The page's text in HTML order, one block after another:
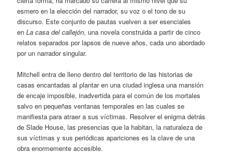
esmero en la elección del narrador, su voz o el tono de su
discurso. Este conjunto de pautas vuelven a ser esenciales
enLa casa del callejón, una novela construida a partir de cinco
relatos separados por lapsos de nueve años, cada uno abordado
por un narrador singular.
Mitchell entra de lleno dentro del territorio de las historias de
casas encantadas al plantar en una ciudad inglesa una mansión
de encaje imposible, inadvertida para el común de los mortales
salvo en pequeñas ventanas temporales en las cuales se
manifiesta para atraer a sus víctimas. Resolver el enigma detrás
de Slade House, las presencias que la habitan, la naturaleza de
sus víctimas y sus periódicas apariciones es la clave de una
obra enormemente accesible.